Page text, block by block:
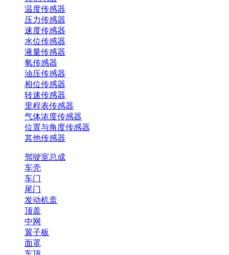
温度传感器
压力传感器
速度传感器
水位传感器
液量传感器
氧传感器
油压传感器
相位传感器
转速传感器
里程表传感器
气体浓度传感器
位置与角度传感器
其他传感器
驾驶室总成
车壳
车门
尾门
发动机盖
顶盖
中网
翼子板
面罩